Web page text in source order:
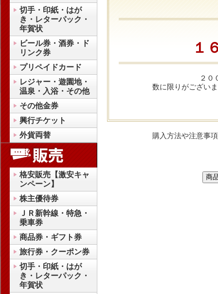
切手・印紙・はが
き・レターパック・
年賀状
ビール券・酒券・ド
リンク券
プリペイドカード
レジャー・遊園地・
温泉・入浴・その他
その他金券
興行チケット
外貨両替
格安販売【激安キャ
ンペーン】
株主優待券
ＪＲ新幹線・特急・
乗車券
商品券・ギフト券
旅行券・クーポン券
切手・印紙・はが
き・レターパック・
年賀状
１
２０
数に限りがござい
購入方法や注意事